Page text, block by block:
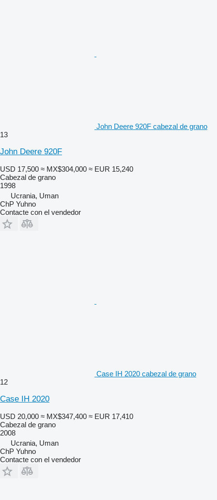
John Deere 920F cabezal de grano
13
John Deere 920F
USD 17,500 ≈ MX$304,000 ≈ EUR 15,240
Cabezal de grano
1998
Ucrania, Uman
ChP Yuhno
Contacte con el vendedor
Case IH 2020 cabezal de grano
12
Case IH 2020
USD 20,000 ≈ MX$347,400 ≈ EUR 17,410
Cabezal de grano
2008
Ucrania, Uman
ChP Yuhno
Contacte con el vendedor